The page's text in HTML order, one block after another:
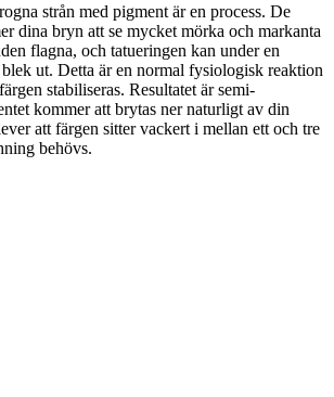
strån med pigment är en process. De
dina bryn att se mycket mörka och markanta
flagna, och tatueringen kan under en
ut. Detta är en normal fysiologisk reaktion
stabiliseras. Resultatet är semi-
kommer att brytas ner naturligt av din
att färgen sitter vackert i mellan ett och tre
behövs.